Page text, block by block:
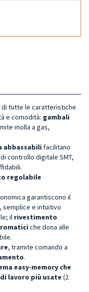
tutte le caratteristiche
e comodità: gambali
molla a gas,
abbassabili facilitano
controllo digitale SMT,
regolabile
garantiscono il
semplice e intuitivo
il rivestimento
che dona alle
, tramite comando a
.
easy-memory che
lavoro più usate (2